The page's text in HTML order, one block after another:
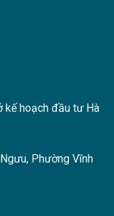
kế hoạch đầu tư Hà
Phường Vĩnh